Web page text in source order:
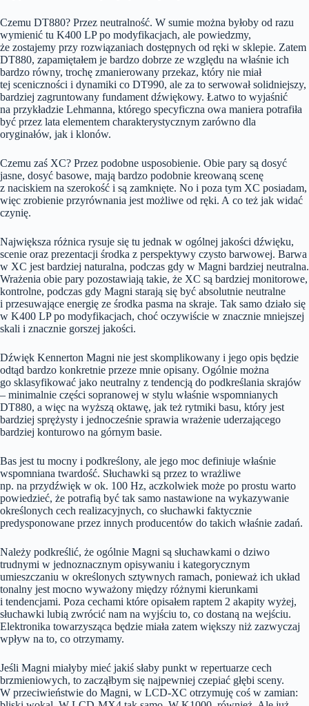
Czemu DT880? Przez neutralność. W sumie można byłoby od razu
wymienić tu K400 LP po modyfikacjach, ale powiedzmy,
że zostajemy przy rozwiązaniach dostępnych od ręki w sklepie. Zatem
DT880, zapamiętałem je bardzo dobrze ze względu na właśnie ich
bardzo równy, trochę zmanierowany przekaz, który nie miał
tej sceniczności i dynamiki co DT990, ale za to serwował solidniejszy,
bardziej zagruntowany fundament dźwiękowy. Łatwo to wyjaśnić
na przykładzie Lehmanna, którego specyficzna owa maniera potrafiła
być przez lata elementem charakterystycznym zarówno dla
oryginałów, jak i klonów.
Czemu zaś XC? Przez podobne usposobienie. Obie pary są dosyć
jasne, dosyć basowe, mają bardzo podobnie kreowaną scenę
z naciskiem na szerokość i są zamknięte. No i poza tym XC posiadam,
więc zrobienie przyrównania jest możliwe od ręki. A co też jak widać
czynię.
Największa różnica rysuje się tu jednak w ogólnej jakości dźwięku,
scenie oraz prezentacji środka z perspektywy czysto barwowej. Barwa
w XC jest bardziej naturalna, podczas gdy w Magni bardziej neutralna.
Wrażenia obie pary pozostawiają takie, że XC są bardziej monitorowe,
kontrolne, podczas gdy Magni starają się być absolutnie neutralne
i przesuwające energię ze środka pasma na skraje. Tak samo działo się
w K400 LP po modyfikacjach, choć oczywiście w znacznie mniejszej
skali i znacznie gorszej jakości.
Dźwięk Kennerton Magni nie jest skomplikowany i jego opis będzie
odtąd bardzo konkretnie przeze mnie opisany. Ogólnie można
go sklasyfikować jako neutralny z tendencją do podkreślania skrajów
– minimalnie części sopranowej w stylu właśnie wspomnianych
DT880, a więc na wyższą oktawę, jak też rytmiki basu, który jest
bardziej sprężysty i jednocześnie sprawia wrażenie uderzającego
bardziej konturowo na górnym basie.
Bas jest tu mocny i podkreślony, ale jego moc definiuje właśnie
wspomniana twardość. Słuchawki są przez to wrażliwe
np. na przydźwięk w ok. 100 Hz, aczkolwiek może po prostu warto
powiedzieć, że potrafią być tak samo nastawione na wykazywanie
określonych cech realizacyjnych, co słuchawki faktycznie
predysponowane przez innych producentów do takich właśnie zadań.
Należy podkreślić, że ogólnie Magni są słuchawkami o dziwo
trudnymi w jednoznacznym opisywaniu i kategorycznym
umieszczaniu w określonych sztywnych ramach, ponieważ ich układ
tonalny jest mocno wyważony między różnymi kierunkami
i tendencjami. Poza cechami które opisałem raptem 2 akapity wyżej,
słuchawki lubią zwrócić nam na wyjściu to, co dostaną na wejściu.
Elektronika towarzysząca będzie miała zatem większy niż zazwyczaj
wpływ na to, co otrzymamy.
Jeśli Magni miałyby mieć jakiś słaby punkt w repertuarze cech
brzmieniowych, to zacząłbym się najpewniej czepiać głębi sceny.
W przeciwieństwie do Magni, w LCD-XC otrzymuję coś w zamian: